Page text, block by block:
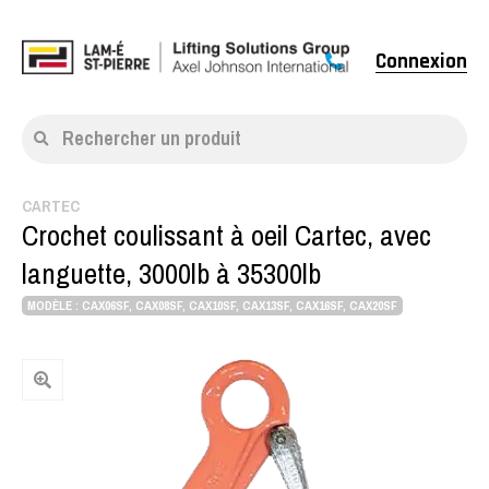
Rechercher un produit
Connexion
CARTEC
Crochet coulissant à oeil Cartec, avec
languette, 3000lb à 35300lb
MODÈLE : CAX06SF, CAX08SF, CAX10SF, CAX13SF, CAX16SF, CAX20SF